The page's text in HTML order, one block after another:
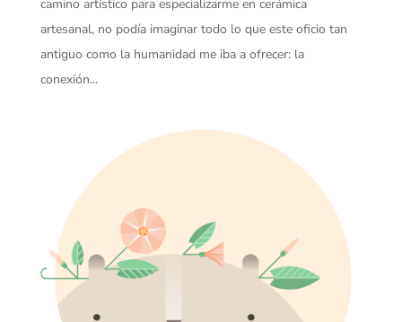
camino artístico para especializarme en cerámica
artesanal, no podía imaginar todo lo que este oficio tan
antiguo como la humanidad me iba a ofrecer: la
conexión...